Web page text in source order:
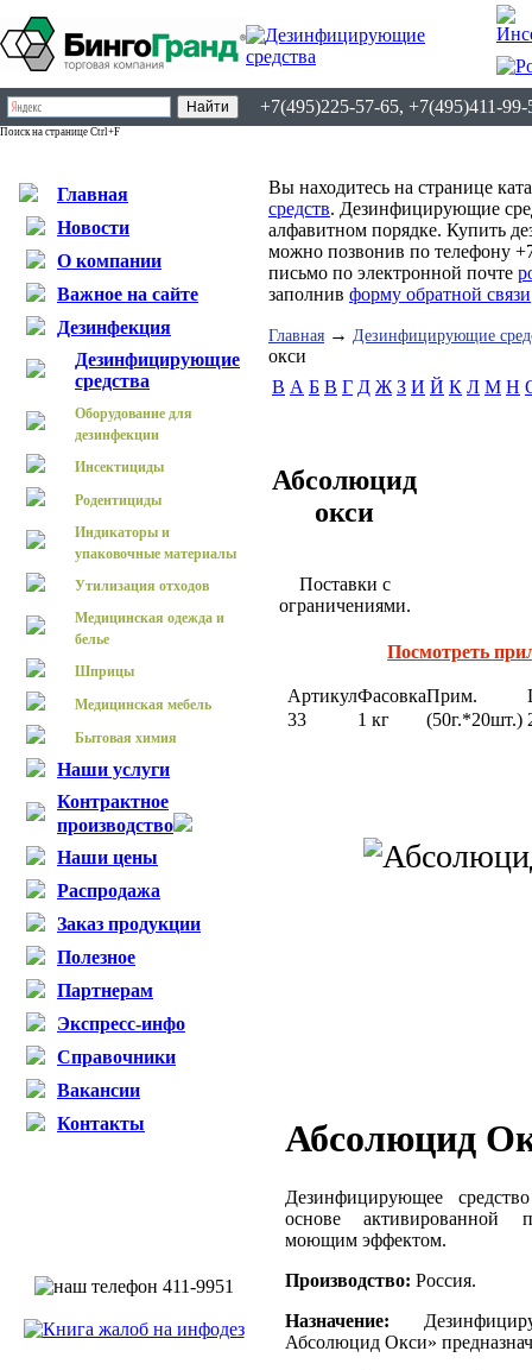
+7(495)225-57-65, +7(495)411-99-
Поиск на странице Ctrl+F
Главная
Новости
О компании
Важное на сайте
Дезинфекция
Дезинфицирующие
средства
Оборудование для
дезинфекции
Инсектициды
Родентициды
Индикаторы и
упаковочные материалы
Утилизация отходов
Медицинская одежда и
белье
Шприцы
Медицинская мебель
Бытовая химия
Наши услуги
Контрактное
производство
Наши цены
Распродажа
Заказ продукции
Полезное
Партнерам
Экспресс-инфо
Справочники
Вакансии
Контакты
Вы находитесь на странице
средств. Дезинфицирующие
алфавитном порядке. Купить
можно позвонив по телефону
письмо по электронной почте
заполнив форму обратной связи
Главная → Дезинфицирующие
окси
B А Б В Г Д Ж З И Й К Л М Н
Абсолюцид
окси
Поставки с
ограничениями.
Посмотреть
АртикулФасовкаПрим.
33
1 кг (50г.*20шт.)
Абсолюцид
Дезинфицирующее
основе активированной
моющим эффектом.
Производство: Россия.
Назначение:
Абсолюцид Окси»